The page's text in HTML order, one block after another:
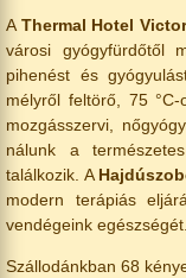
A Thermal Hotel
városi gyógyfürdőtől
pihenést és
mélyről feltörő, 75
mozgásszervi,
nálunk a
találkozik. A
modern terápiás
vendégeink egészségét.
Szállodánkban 68